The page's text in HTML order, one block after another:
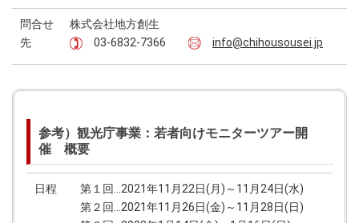
問合せ
先
株式会社地方創生
03-6832-7366
info@chihousousei.jp
参考）観光庁事業：若者向けモニターツアー開
催 概要
日程
第１回…2021年11月22日(月)～11月24日(水)
第２回…2021年11月26日(金)～11月28日(日)